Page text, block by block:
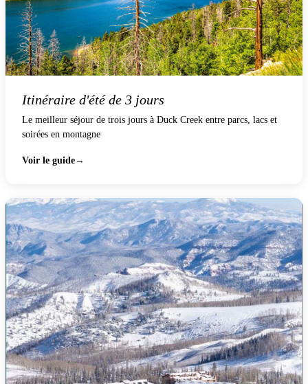
Itinéraire d'été de 3 jours
Le meilleur séjour de trois jours à Duck Creek entre parcs, lacs et
soirées en montagne
Voir le guide